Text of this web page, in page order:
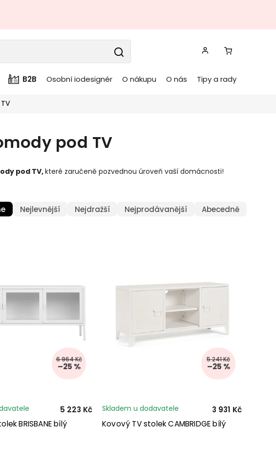
B2B Osobní iodesignér O nákupu O nás Tipy a rady
pod TV
pod TV,které zaručeně pozvednou úroveň vaší domácnosti!
Nejlevnější Nejdražší Nejprodávanější Abecedně
6 964 Kč
–25 %
BRISBANE bílý
5 223 Kč
5 241 Kč
–25 %
Kovový TV stolek CAMBRIDGE bílý
Skladem u dodavatele 3 931 Kč